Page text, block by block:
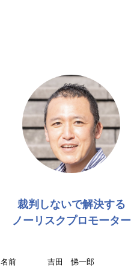
裁判しないで解決する
ノーリスクプロモーター
名前 吉田 悌一郎